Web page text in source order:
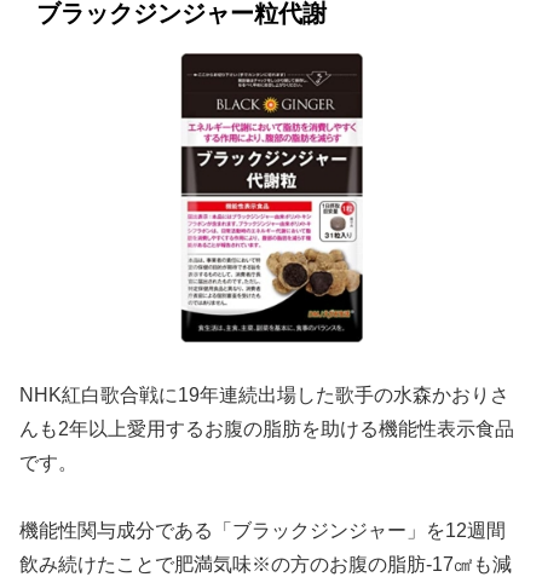
ブラックジンジャー粒代謝
NHK紅白歌合戦に19年連続出場した歌手の水森かおりさ
んも2年以上愛用するお腹の脂肪を助ける機能性表示食品
です。
機能性関与成分である「ブラックジンジャー」を12週間
飲み続けたことで肥満気味※の方のお腹の脂肪-17㎠も減